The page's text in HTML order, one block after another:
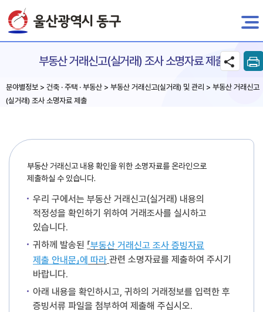
전자민원
부동산 거래신고(실거래) 조사 소명자료 제출
분야별정보 > 건축 · 주택 · 부동산 > 부동산 거래신고(실거래) 및 관리 > 부동산 거래신고
(실거래) 조사 소명자료 제출
부동산 거래신고 내용 확인을 위한 소명자료를 온라인으로
제출하실 수 있습니다.
우리 구에서는 부동산 거래신고(실거래) 내용의
적정성을 확인하기 위하여 거래조사를 실시하고
있습니다.
귀하께 발송된 「부동산 거래신고 조사 증빙자료
제출 안내문」에 따라 관련 소명자료를 제출하여 주시기
바랍니다.
아래 내용을 확인하시고, 귀하의 거래정보를 입력한 후
증빙서류 파일을 첨부하여 제출해 주십시오.